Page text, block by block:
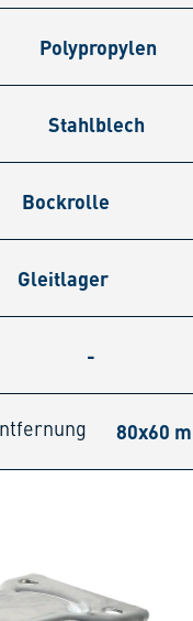
Polypropylen
Stahlblech
Bockrolle
Gleitlager
-
80x60